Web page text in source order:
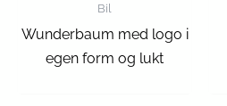
Bil
Wunderbaum med logo i
egen form og lukt